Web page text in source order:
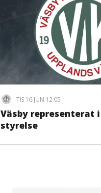
TIS 16 JUN 12:05
Väsby representerat
styrelse